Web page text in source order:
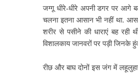
जग्गू धीरे-धीरे अपनी डगर पर आगे
चलना इतना आसान भी नहीं था.
शरीर से पसीने की धाराएं बह
विशालकाय जानवरों पर पड़ी जिनके
रीछ और बाघ दोनों इस जंग में